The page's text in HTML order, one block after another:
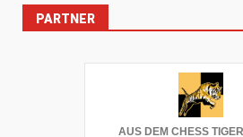
PARTNER
AUS DEM CHESS